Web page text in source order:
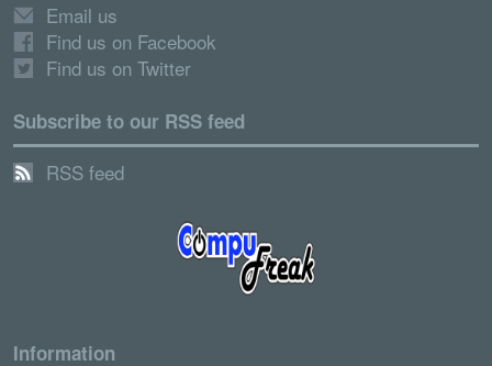
Email us
Find us on Facebook
Find us on Twitter
Subscribe to our RSS feed
RSS feed
Information